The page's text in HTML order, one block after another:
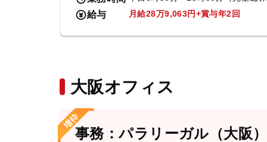
給与 月給28万9,063円+賞与年2回
大阪オフィス
事務：パラリーガル（大阪）